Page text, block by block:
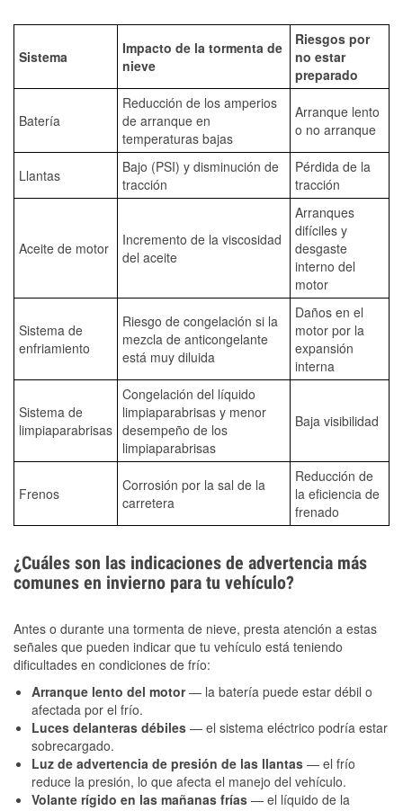
Sistema
Impacto de la tormenta de
nieve
Riesgos por
no estar
preparado
Batería
Reducción de los amperios
de arranque en
temperaturas bajas
Arranque lento
o no arranque
Llantas
Bajo (PSI) y disminución de
tracción
Pérdida de la
tracción
Aceite de motor
Incremento de la viscosidad
del aceite
Arranques
difíciles y
desgaste
interno del
motor
Sistema de
enfriamiento
Riesgo de congelación si la
mezcla de anticongelante
está muy diluida
Daños en el
motor por la
expansión
interna
Sistema de
limpiaparabrisas
Congelación del líquido
limpiaparabrisas y menor
desempeño de los
limpiaparabrisas
Baja visibilidad
Frenos
Corrosión por la sal de la
carretera
Reducción de
la eficiencia de
frenado
¿Cuáles son las indicaciones de advertencia más
comunes en invierno para tu vehículo?
Antes o durante una tormenta de nieve, presta atención a estas
señales que pueden indicar que tu vehículo está teniendo
dificultades en condiciones de frío:
Arranque lento del motor— la batería puede estar débil o
afectada por el frío.
Luces delanteras débiles — el sistema eléctrico podría estar
sobrecargado.
Luz de advertencia de presión de las llantas — el frío
reduce la presión, lo que afecta el manejo del vehículo.
Volante rígido en las mañanas frías — el líquido de la